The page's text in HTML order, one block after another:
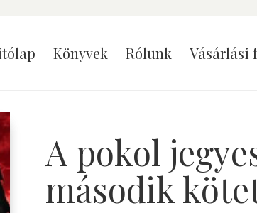
Könyvek Rólunk Vásárlási
A pokol
második